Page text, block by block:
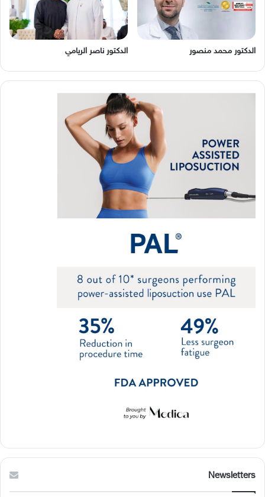
الدكتور محمد منصور الدكتور ناصر الريامي
Newsletters